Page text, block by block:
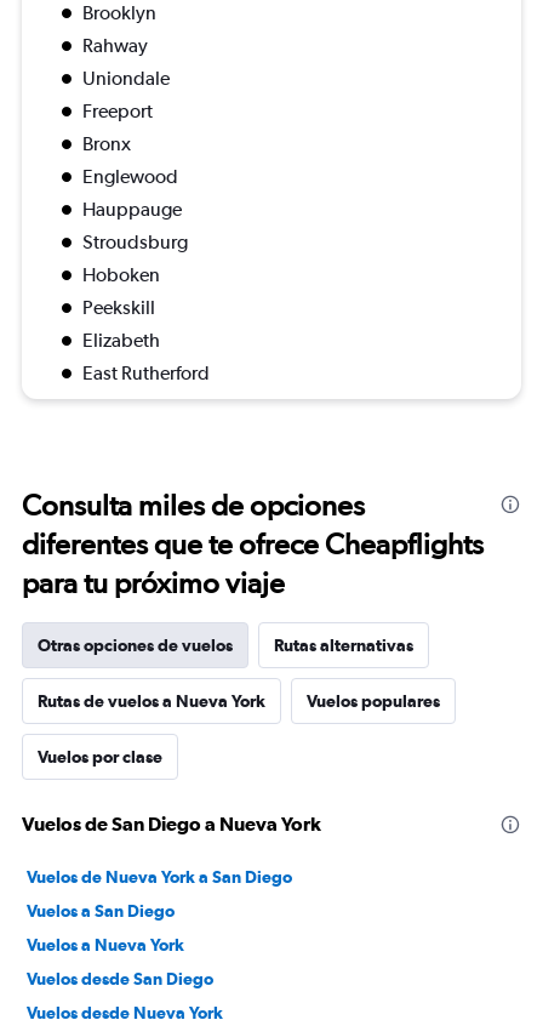
Brooklyn
Rahway
Uniondale
Freeport
Bronx
Englewood
Hauppauge
Stroudsburg
Hoboken
Peekskill
Elizabeth
East Rutherford
Consulta miles de opciones
diferentes que te ofrece Cheapflights
para tu próximo viaje
Otras opciones de vuelos Rutas alternativas
Rutas de vuelos a Nueva York Vuelos populares
Vuelos por clase
Vuelos de San Diego a Nueva York
Vuelos de Nueva York a San Diego
Vuelos a San Diego
Vuelos a Nueva York
Vuelos desde San Diego
Vuelos desde Nueva York